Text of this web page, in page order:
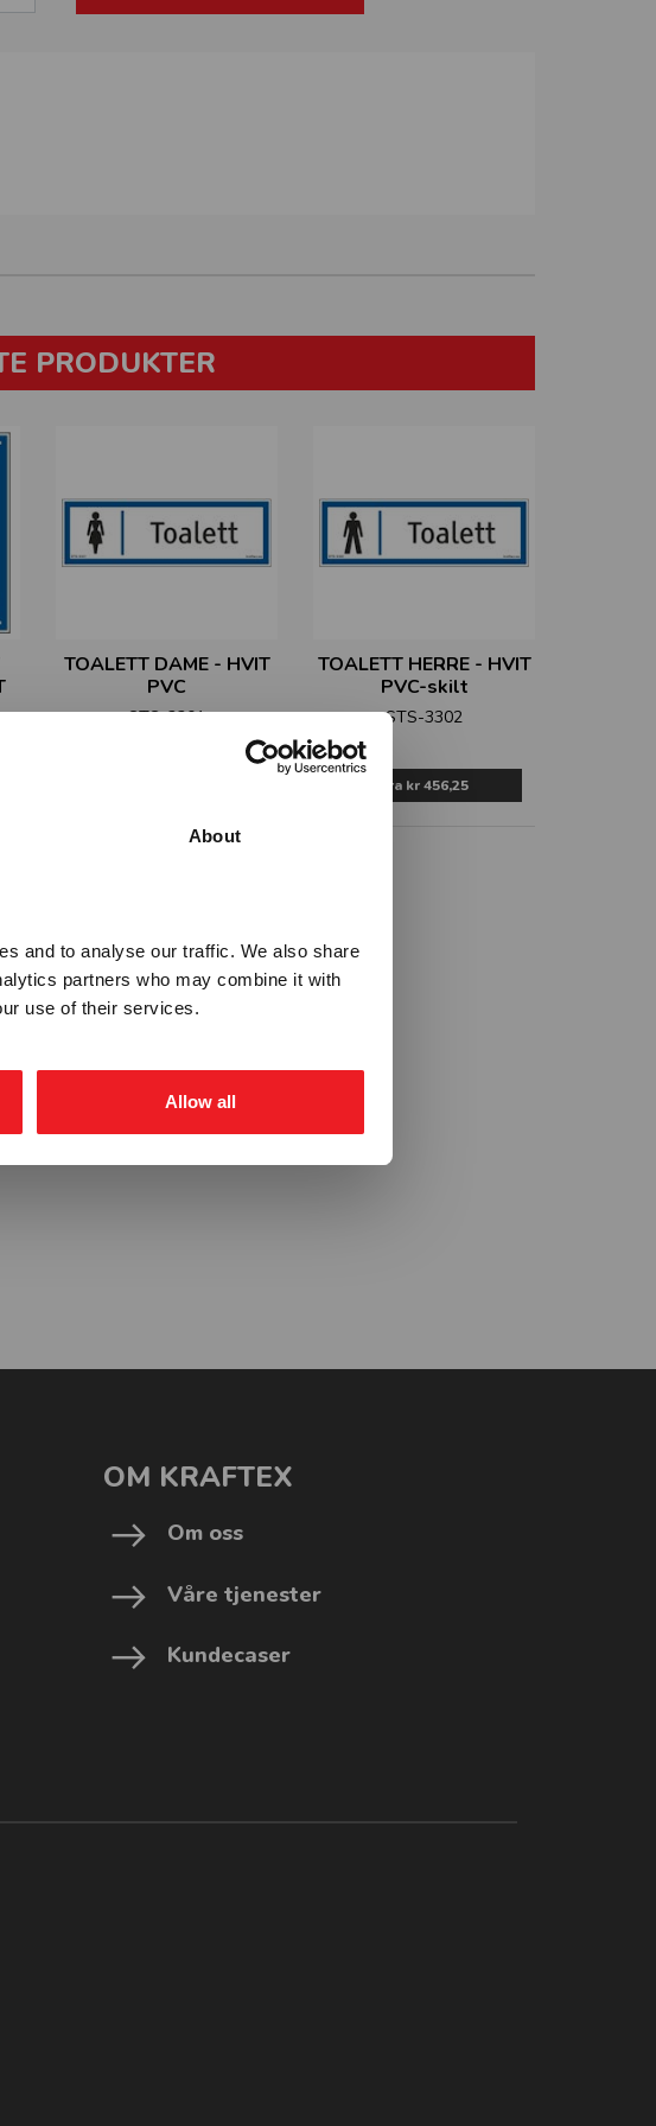
About
and to analyse our traffic. We also share
partners who may combine it with
use of their services.
Allow all
PRODUKTER
TOALETT DAME - HVIT
PVC
STS-3301
TOALETT HERRE - HVIT
PVC-skilt
STS-3302
Fra kr 456,25
OM KRAFTEX
Om oss
Våre tjenester
Kundecaser
mva.